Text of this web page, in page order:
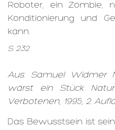
Roboter, ein Zombie,
Konditionierung und
kann.
S. 232
Aus: Samuel Widmer
wärst ein Stück
Verbotenen, 1995, 2.
Das Bewusstsein ist